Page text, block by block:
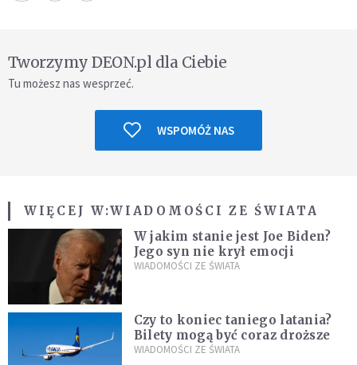
Tworzymy DEON.pl dla Ciebie
Tu możesz nas wesprzeć.
WSPOMÓŻ NAS
WIĘCEJ W:WIADOMOŚCI ZE ŚWIATA
W jakim stanie jest Joe Biden?
Jego syn nie krył emocji
WIADOMOŚCI ZE ŚWIATA
Czy to koniec taniego latania?
Bilety mogą być coraz droższe
WIADOMOŚCI ZE ŚWIATA